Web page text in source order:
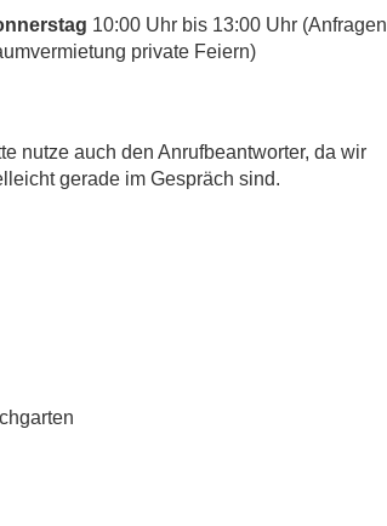
10:00 Uhr bis 13:00 Uhr (Anfragen
private Feiern)
nutze auch den Anrufbeantworter, da wir
gerade im Gespräch sind.